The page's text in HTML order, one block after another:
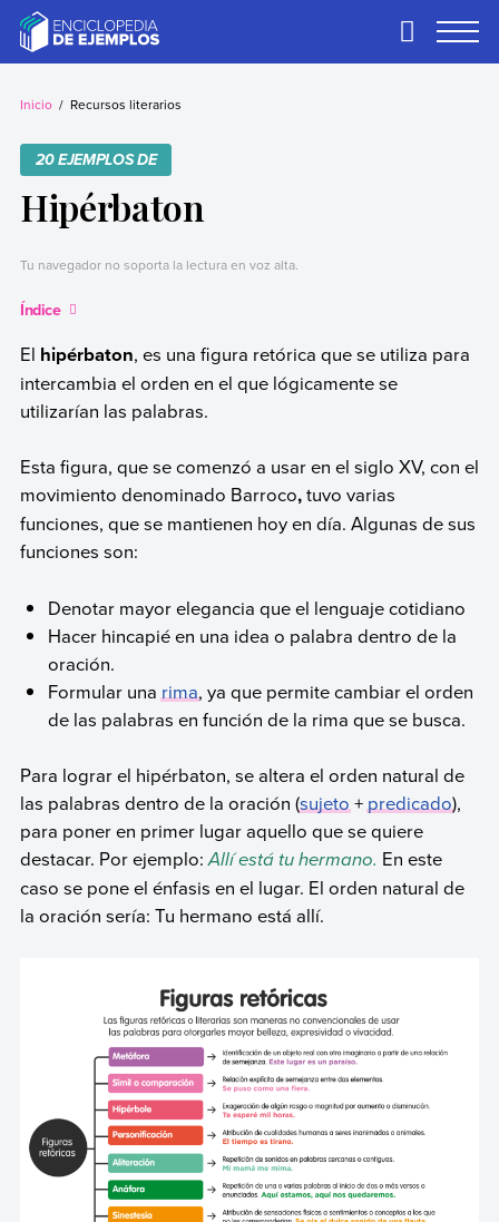
contentEjemplos
Necesitas ejemplos.
Primary
Inicio Recursos literarios
20 EJEMPLOS DE
Hipérbaton
Tu navegador no soporta la lectura en voz alta.
Índice
El hipérbaton, es una figura retórica que se utiliza para
intercambia el orden en el que lógicamente se
utilizarían las palabras.
Esta figura, que se comenzó a usar en el siglo XV, con el
movimiento denominado Barroco,tuvo varias
funciones, que se mantienen hoy en día. Algunas de sus
funciones son:
Denotar mayor elegancia que el lenguaje cotidiano
Hacer hincapié en una idea o palabra dentro de la
oración.
Formular unarima, ya que permite cambiar el orden
de las palabras en función de la rima que se busca.
Para lograr el hipérbaton, se altera el orden natural de
las palabras dentro de la oración (sujeto+predicado),
para poner en primer lugar aquello que se quiere
destacar. Por ejemplo:Allí está tu hermano. En este
caso se pone el énfasis en el lugar. El orden natural de
la oración sería: Tu hermano está allí.